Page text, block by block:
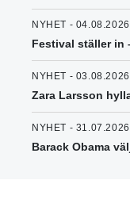
NYHET - 04.08.2026
Festival ställer in
NYHET - 03.08.2026
Zara Larsson
NYHET - 31.07.2026
Barack Obama